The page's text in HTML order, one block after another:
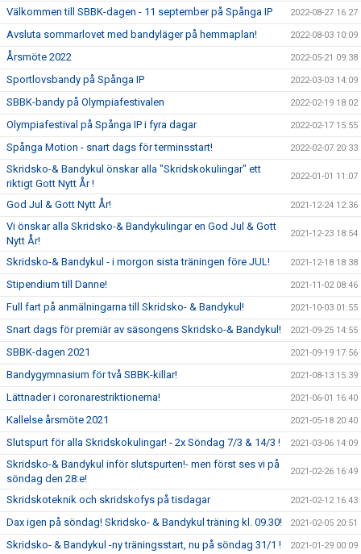
Välkommen till SBBK-dagen - 11 september på Spånga IP 2022-08-27 16:27
Avsluta sommarlovet med bandyläger på hemmaplan! 2022-08-03 10:09
Årsmöte 2022 2022-05-21 09:38
Sportlovsbandy på Spånga IP 2022-03-03 14:09
SBBK-bandy på Olympiafestivalen 2022-02-19 18:02
Olympiafestival på Spånga IP i fyra dagar 2022-02-17 15:55
Spånga Motion - snart dags för terminsstart! 2022-02-07 20:33
Skridsko-& Bandykul önskar alla "Skridskokulingar" ett
riktigt Gott Nytt År !
2022-01-01 11:07
God Jul & Gott Nytt År! 2021-12-24 12:36
Vi önskar alla Skridsko-& Bandykulingar en God Jul & Gott
Nytt År!
2021-12-23 18:54
Skridsko-& Bandykul - i morgon sista träningen före JUL! 2021-12-18 18:38
Stipendium till Danne! 2021-11-02 08:46
Full fart på anmälningarna till Skridsko- & Bandykul! 2021-10-03 01:55
Snart dags för premiär av säsongens Skridsko-& Bandykul! 2021-09-25 14:55
SBBK-dagen 2021 2021-09-19 17:56
Bandygymnasium för två SBBK-killar! 2021-08-13 15:39
Lättnader i coronarestriktionerna! 2021-06-01 16:40
Kallelse årsmöte 2021 2021-05-18 20:40
Slutspurt för alla Skridskokulingar! - 2x Söndag 7/3 & 14/3 ! 2021-03-06 14:09
Skridsko-& Bandykul inför slutspurten!- men först ses vi på
söndag den 28:e!
2021-02-26 16:49
Skridskoteknik och skridskofys på tisdagar 2021-02-12 16:43
Dax igen på söndag! Skridsko- & Bandykul träning kl. 09.30! 2021-02-05 20:51
Skridsko- & Bandykul -ny träningsstart, nu på söndag 31/1 ! 2021-01-29 00:09